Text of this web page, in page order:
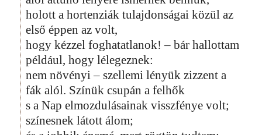
holott a hortenziák tulajdonságai közül az
első éppen az volt,
hogy kézzel foghatatlanok! – bár hallottam
például, hogy lélegeznek:
nem növényi – szellemi lényük zizzent a
fák alól. Színük csupán a felhők
s a Nap elmozdulásainak visszfénye volt;
színesnek látott álom;